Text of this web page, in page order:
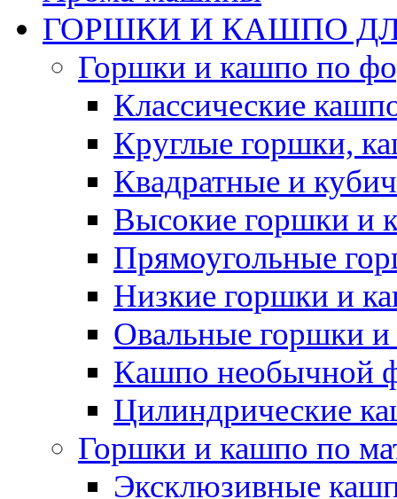
ГОРШКИ И КАШПО
Горшки и кашпо по
Классические
Круглые горшки,
Квадратные и
Высокие горшки и
Прямоугольные
Низкие горшки и
Овальные горшки
Кашпо необычной
Цилиндрические
Горшки и кашпо по
Эксклюзивные